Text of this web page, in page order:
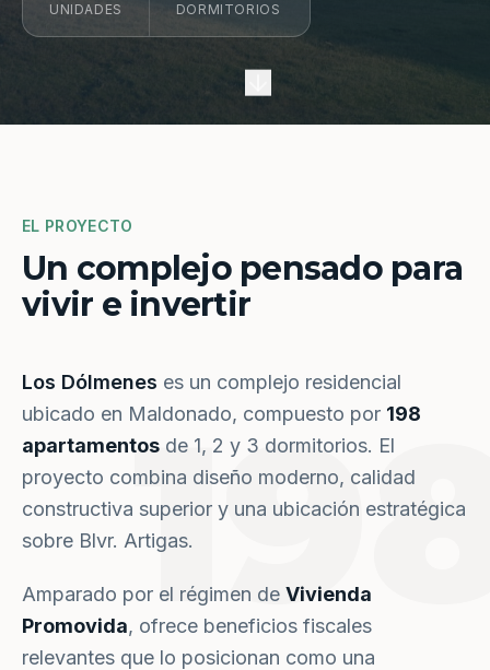
UNIDADES DORMITORIOS
EL PROYECTO
Un complejo pensado para
vivir e invertir
Los Dólmenes es un complejo residencial
ubicado en Maldonado, compuesto por 198
apartamentos de 1, 2 y 3 dormitorios. El
proyecto combina diseño moderno, calidad
constructiva superior y una ubicación estratégica
sobre Blvr. Artigas.
Amparado por el régimen de Vivienda
Promovida, ofrece beneficios fiscales
relevantes que lo posicionan como una